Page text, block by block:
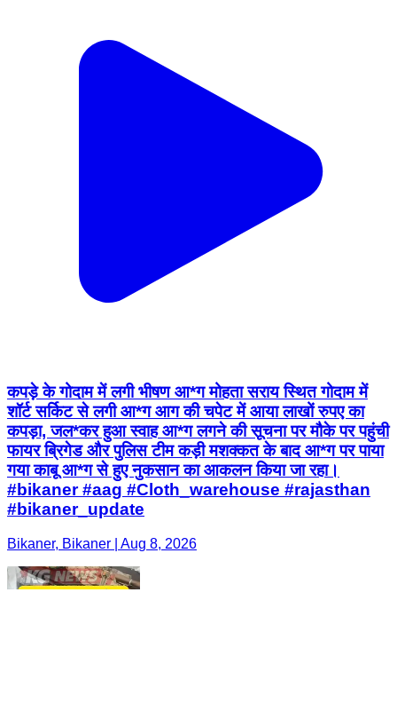
कपड़े के गोदाम में लगी भीषण आ*ग मोहता सराय स्थित गोदाम में
शॉर्ट सर्किट से लगी आ*ग आग की चपेट में आया लाखों रुपए का
कपड़ा, जल*कर हुआ स्वाह आ*ग लगने की सूचना पर मौके पर पहुंची
फायर ब्रिगेड और पुलिस टीम कड़ी मशक्कत के बाद आ*ग पर पाया
गया काबू आ*ग से हुए नुकसान का आकलन किया जा रहा।
#bikaner #aag #Cloth_warehouse #rajasthan
#bikaner_update
Bikaner, Bikaner | Aug 8, 2026